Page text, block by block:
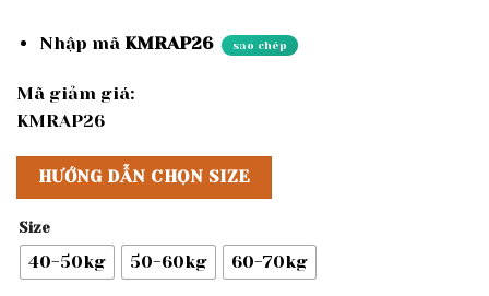
Nhập mã KMRAP26 sao chép
Mã giảm giá:
KMRAP26
HƯỚNG DẪN CHỌN SIZE
Size
40-50kg 50-60kg 60-70kg